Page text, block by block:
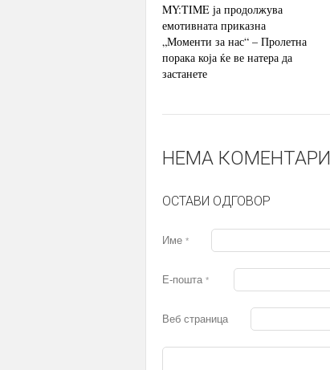
MY:TIME ја продолжува
емотивната приказна
„Моменти за нас“ – Пролетна
порака која ќе ве натера да
застанете
НЕМА КОМЕНТАРИ
ОСТАВИ ОДГОВОР
Име *
Е-пошта *
Веб страница